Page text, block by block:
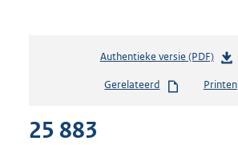
Authentieke versie (PDF)b
s
Gerelateerd Printen
25 883